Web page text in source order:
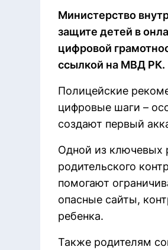
Министерство
защите детей в
цифровой
ссылкой на МВД РК.
Полицейские
цифровые шаги –
создают первый
Одной из ключевых
родительского
помогают
опасные сайты,
ребенка.
Также родителям